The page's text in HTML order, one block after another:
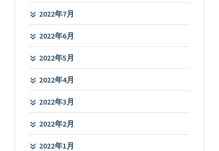
2022年7月
2022年6月
2022年5月
2022年4月
2022年3月
2022年2月
2022年1月